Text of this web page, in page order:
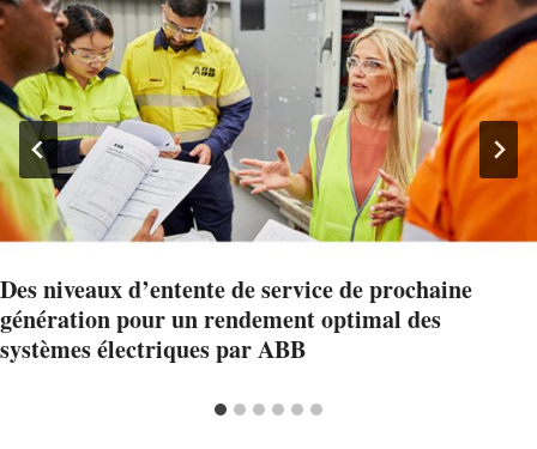
Des niveaux d’entente de service de prochaine
génération pour un rendement optimal des
systèmes électriques par ABB